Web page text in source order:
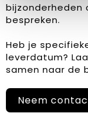
bijzonderheden
bespreken.
Heb je
leverdatum?
samen naar de
Neem